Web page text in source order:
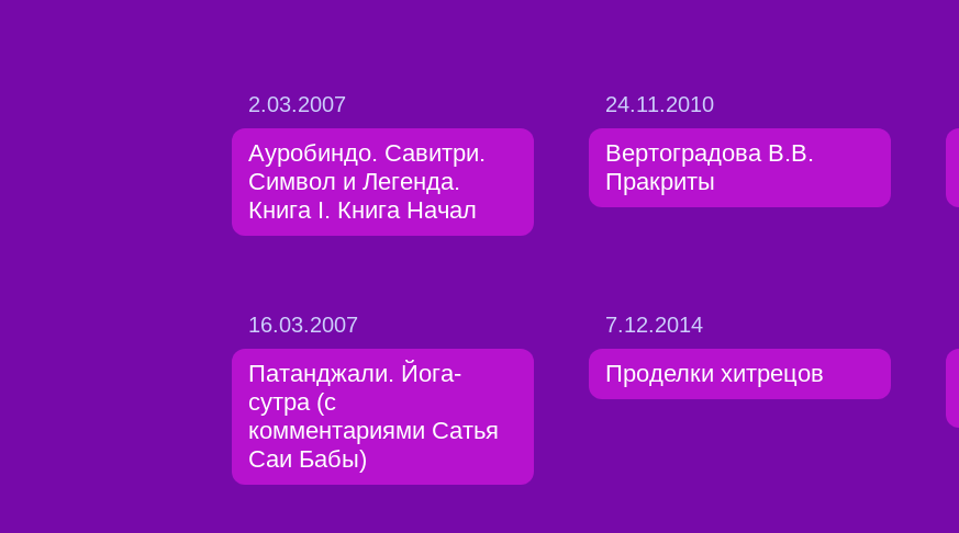
2.03.2007
Ауробиндо. Савитри.
Символ и Легенда.
Книга I. Книга Начал
24.11.2010
Вертоградова В.В.
Пракриты
16.03.2007
Патанджали. Йога-
сутра (с
комментариями Сатья
Саи Бабы)
7.12.2014
Проделки хитрецов